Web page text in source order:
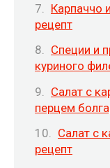
Карпаччо
рецепт
Специи и
куриного
Салат с
перцем
Салат с
рецепт